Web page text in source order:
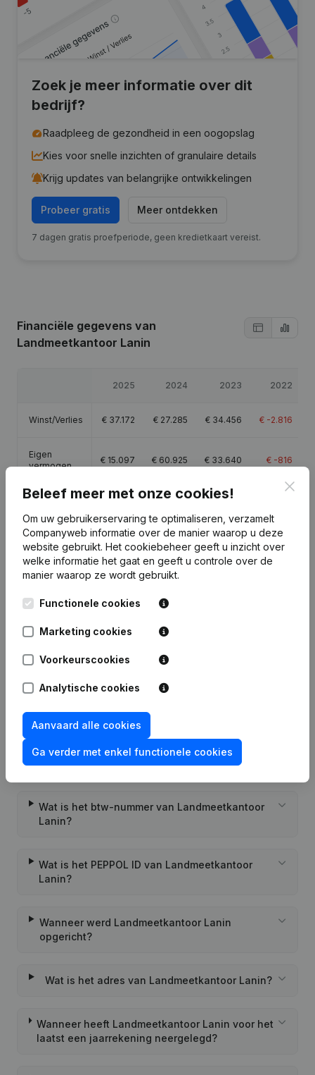
Zoek je meer informatie over dit
bedrijf?
Raadpleeg de gezondheid in een oogopslag
Kies voor snelle inzichten of granulaire details
Krijg updates van belangrijke ontwikkelingen
Probeer gratis Meer ontdekken
7 dagen gratis proefperiode, geen kredietkaart vereist.
Financiële gegevens van
Landmeetkantoor Lanin
2025 2024 2023 2022
Winst/Verlies € 37.172 € 27.285 € 34.456 € -2.816
Eigen
vermogen
€ 15.097 € 60.925 € 33.640 € -816
Brutomarge € 50.134 €37.417 €45.654
Publicatiesvan Landmeetkantoor Lanin
Datum Publicatie
Rubriek Oprichting (Nieuwe
Veelgestelde vragen
Wat is het btw-nummer van Landmeetkantoor
Lanin?
Wat is het PEPPOL ID van Landmeetkantoor
Lanin?
Wanneer werd Landmeetkantoor Lanin
opgericht?
Wat is het adres van Landmeetkantoor Lanin?
Wanneer heeft Landmeetkantoor Lanin voor het
laatst een jaarrekening neergelegd?
Beleef meer met onze cookies!
Om uw gebruikerservaring te optimaliseren, verzamelt
Companyweb informatie over de manier waarop u deze
website gebruikt. Het cookiebeheer geeft u inzicht over
welke informatie het gaat en geeft u controle over de
manier waarop ze wordt gebruikt.
Functionele cookies
Marketing cookies
Voorkeurscookies
Analytische cookies
Aanvaard alle cookies
Ga verder met enkel functionele cookies